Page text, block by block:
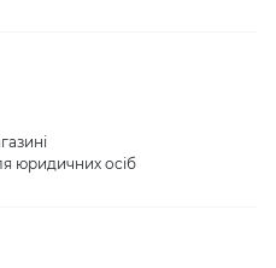
юридичних осіб